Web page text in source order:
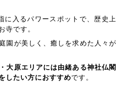
に入るパワースポットで、歴史上
寺です。
園が美しく、癒しを求めた人々が
大原エリアには由緒ある神社仏閣
したい方におすすめです。